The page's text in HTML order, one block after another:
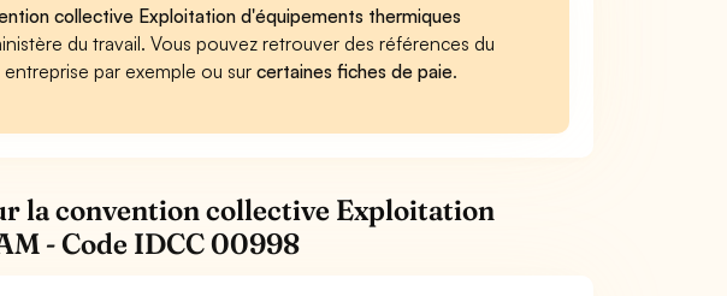
collective Exploitation d'équipements thermiques
du travail. Vous pouvez retrouver des références du
par exemple ou surcertaines fiches de paie.
la convention collective Exploitation
- Code IDCC 00998